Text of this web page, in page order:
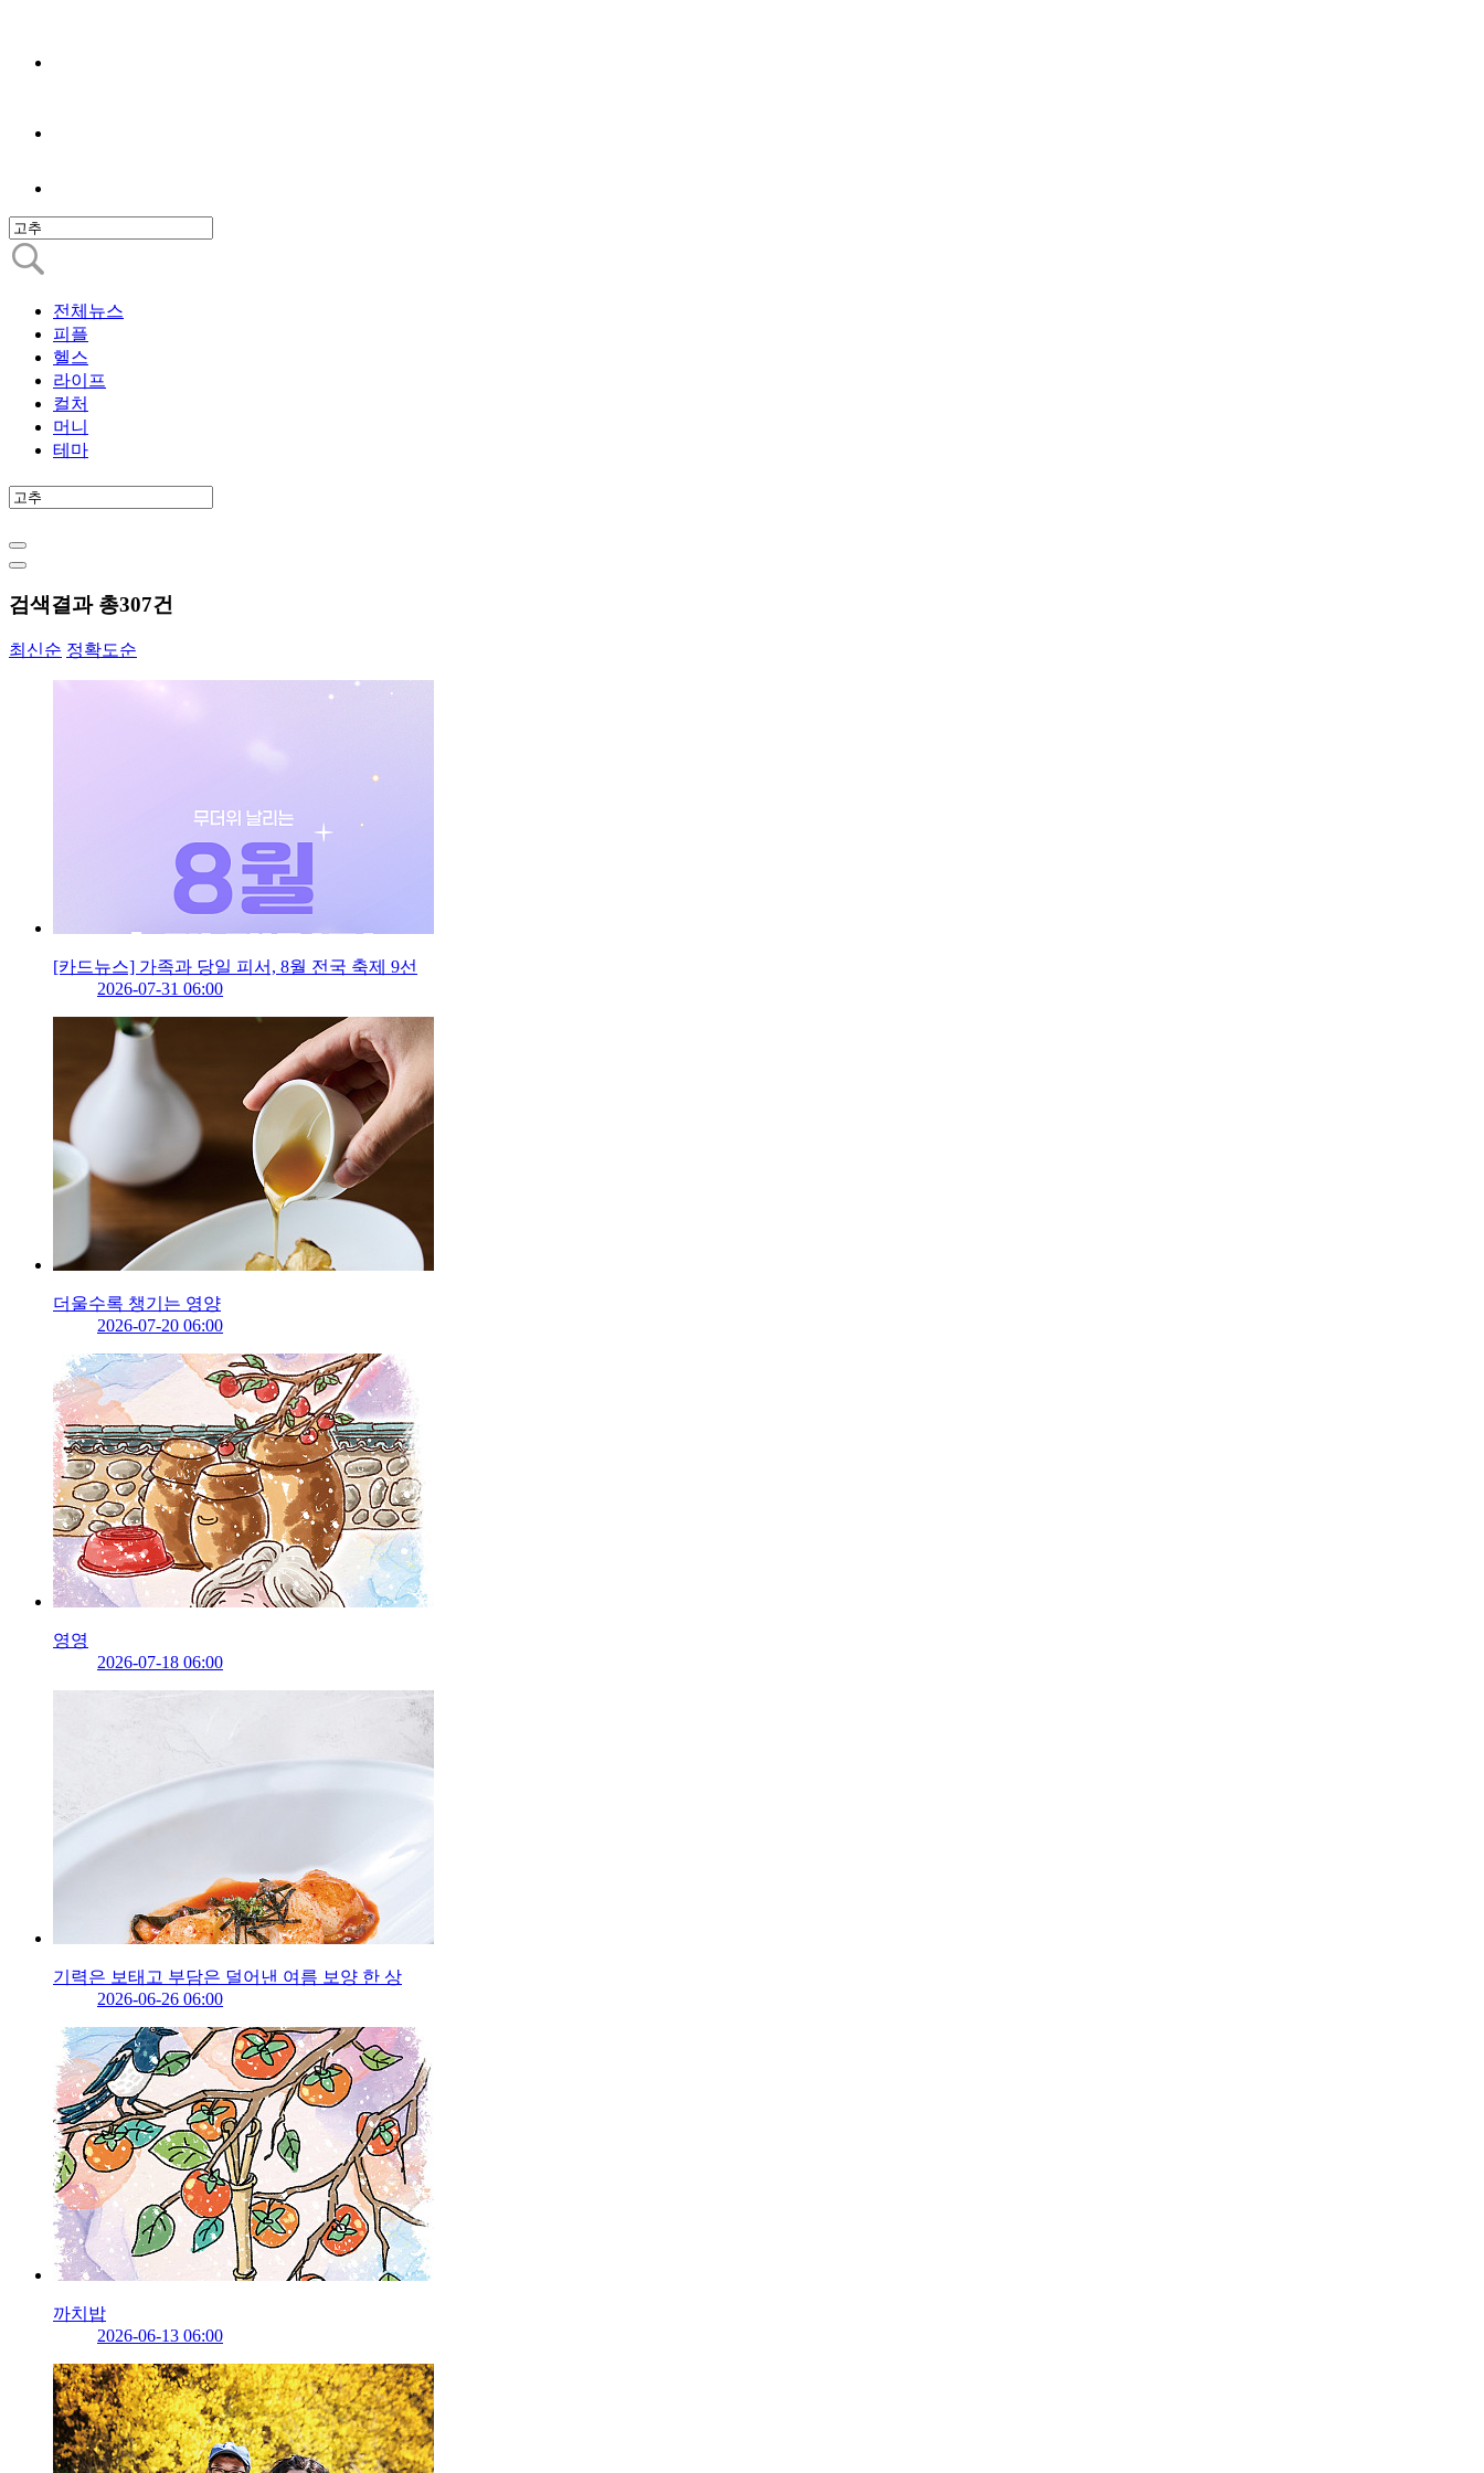
전체뉴스
피플
헬스
라이프
컬처
머니
테마
검색결과 총307건
최신순 정확도순
[카드뉴스] 가족과 당일 피서, 8월 전국 축제 9선
2026-07-31 06:00
더울수록 챙기는 영양
2026-07-20 06:00
영영
2026-07-18 06:00
기력은 보태고 부담은 덜어낸 여름 보양 한 상
2026-06-26 06:00
까치밥
2026-06-13 06:00